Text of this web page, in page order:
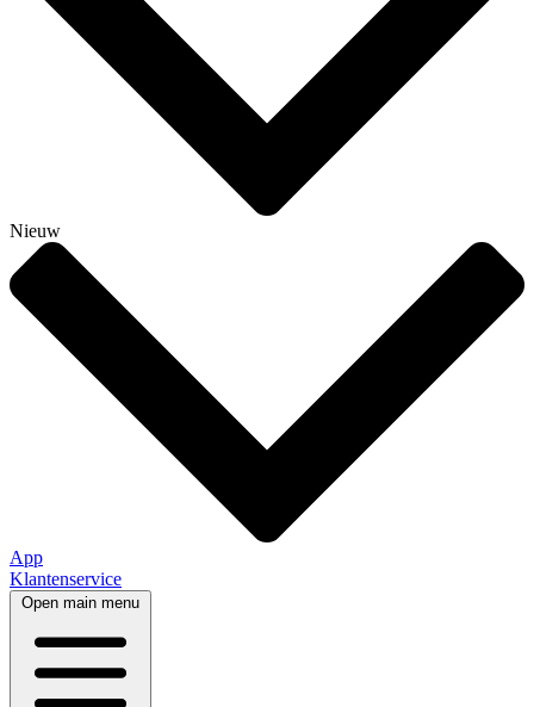
Nieuw
App
Klantenservice
Open main menu